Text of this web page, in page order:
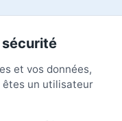
et vos données,
êtes un utilisateur